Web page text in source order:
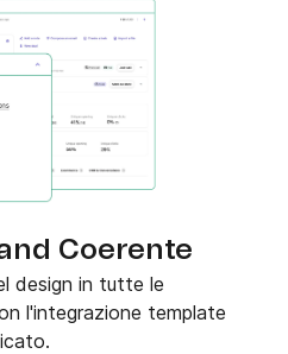
Coerente
design in tutte le
l'integrazione template